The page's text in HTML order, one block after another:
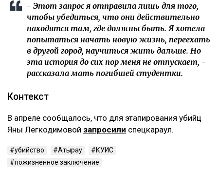
- Этот запрос я отправила лишь для того,
чтобы убедиться, что они действительно
находятся там, где должны быть. Я хотела
попытаться начать новую жизнь, переехать
в другой город, научиться жить дальше. Но
эта история до сих пор меня не отпускает, -
рассказала мать погибшей студентки.
Контекст
В апреле сообщалось, что для этапирования убийц
Яны Легкодимовой запросили спецкараул.
убийство Атырау
КУИС
пожизненное заключение